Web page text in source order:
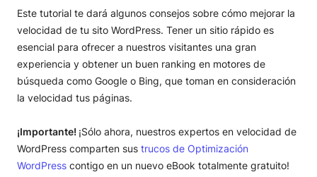
Usa Brotli/compresión gZIP
Almacenamiento en la caché del navegador
Minimiza HTML, JS, CSS
Combina CSS y archivos JS
Optimiza tus imágenes
Mantén actualizados tu WordPress, junto a sus plugins y
temas
Tutorial WordPress
Instalar WordPress
Transferir WordPress
Transferencia manual de WordPress
Transferir WordPress de wordpress.com
Herramienta de actualizaciones automáticas de
SiteGround
Tutorial de plugin SiteGround Central
Configuración inicial de un sitio WordPress con
Tutorial para el plugin Speed Optimizer
Este tutorial te dará algunos consejos sobre cómo mejorar la
velocidad de tu sito WordPress. Tener un sitio rápido es
esencial para ofrecer a nuestros visitantes una gran
experiencia y obtener un buen ranking en motores de
búsqueda como Google o Bing, que toman en consideración
la velocidad tus páginas.
¡Importante! ¡Sólo ahora, nuestros expertos en velocidad de
WordPress comparten sus trucos de Optimización
WordPress contigo en un nuevo eBook totalmente gratuito!